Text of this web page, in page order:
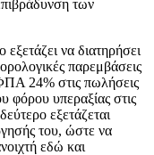
των
εξετάζει να διατηρήσει
παρεμβάσεις
24% στις πωλήσεις
φόρου υπεραξίας στις
εξετάζεται
του, ώστε να
εδώ και